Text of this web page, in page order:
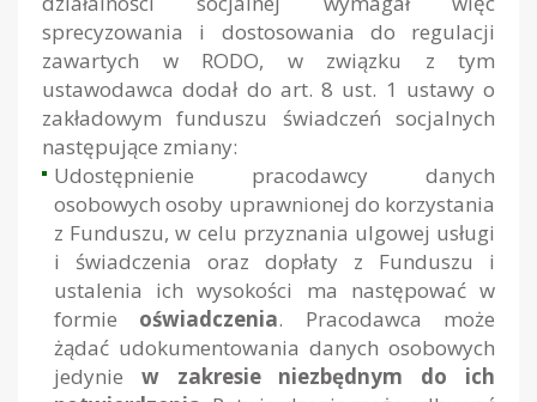
sprecyzowania i dostosowania do regulacji
zawartych w RODO, w związku z tym
ustawodawca dodał do art. 8 ust. 1 ustawy o
zakładowym funduszu świadczeń socjalnych
następujące zmiany:
Udostępnienie pracodawcy danych
osobowych osoby uprawnionej do korzystania
z Funduszu, w celu przyznania ulgowej usługi
i świadczenia oraz dopłaty z Funduszu i
ustalenia ich wysokości ma następować w
formie oświadczenia. Pracodawca może
żądać udokumentowania danych osobowych
jedynie w zakresie niezbędnym do ich